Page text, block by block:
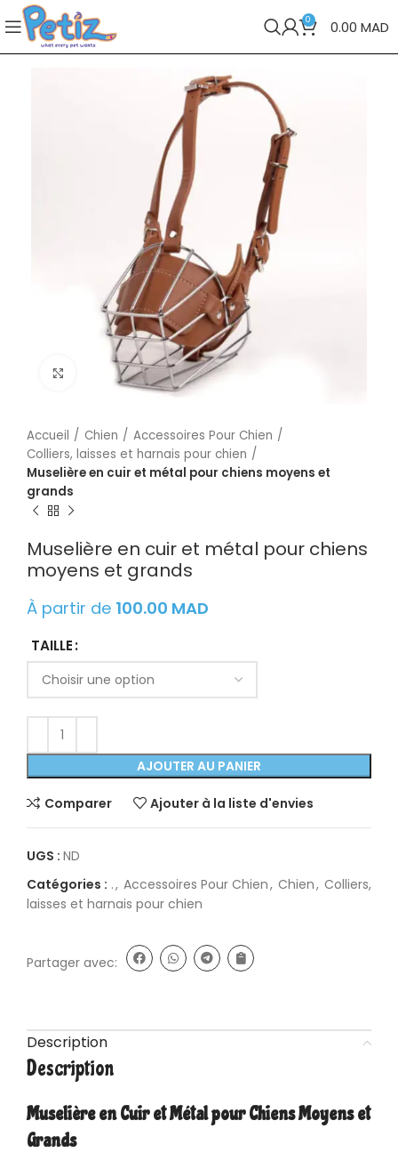
0 0.00 MAD
Cliquez pour agrandir
Accueil Chien
Accessoires Pour Chien
Colliers, laisses et harnais pour chien
Muselière en cuir et métal pour chiens moyens et
grands
Muselière en cuir et métal pour chiens
moyens et grands
À partir de 100.00 MAD
TAILLE
AJOUTER AU PANIER
Comparer Ajouter à la liste d'envies
UGS : ND
Catégories : ., Accessoires Pour Chien, Chien, Colliers,
laisses et harnais pour chien
Partager avec:
Description
Description
Muselière en Cuir et Métal pour Chiens Moyens et
Grands